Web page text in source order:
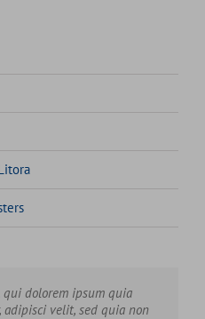
dolorem ipsum quia
adipisci velit, sed quia non
at est id ligula facilisis
at ultrices dui.